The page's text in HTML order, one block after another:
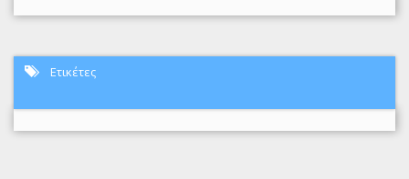
Ετικέτες